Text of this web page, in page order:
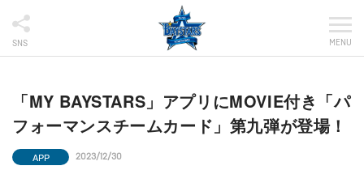
SNS MENU
「MY BAYSTARS」アプリにMOVIE付き「パ
フォーマンスチームカード」第九弾が登場！
APP 2023/12/30